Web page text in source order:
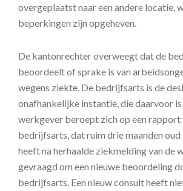
overgeplaatst naar een andere locatie,
beperkingen zijn opgeheven.
De kantonrechter overweegt dat de
beoordeelt of sprake is van
wegens ziekte. De bedrijfsarts is de
onafhankelijke instantie, die daarvoor is
werkgever beroept zich op een rapport
bedrijfsarts, dat ruim drie maanden
heeft na herhaalde ziekmelding van de
gevraagd om een nieuwe beoordeling
bedrijfsarts. Een nieuw consult heeft